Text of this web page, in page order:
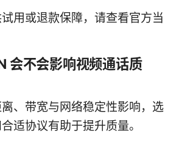
用或退款保障，请查看官方当
会不会影响视频通话质
、带宽与网络稳定性影响，选
适协议有助于提升质量。